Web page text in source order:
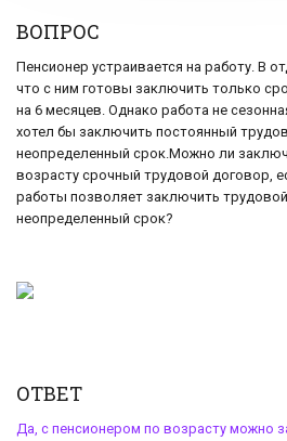
ВОПРОС
Пенсионер устраивается на работу. В
что с ним готовы заключить только
на 6 месяцев. Однако работа не
хотел бы заключить постоянный
неопределенный срок.Можно ли
возрасту срочный трудовой договор,
работы позволяет заключить
неопределенный срок?
ОТВЕТ
Да, с пенсионером по возрасту можно